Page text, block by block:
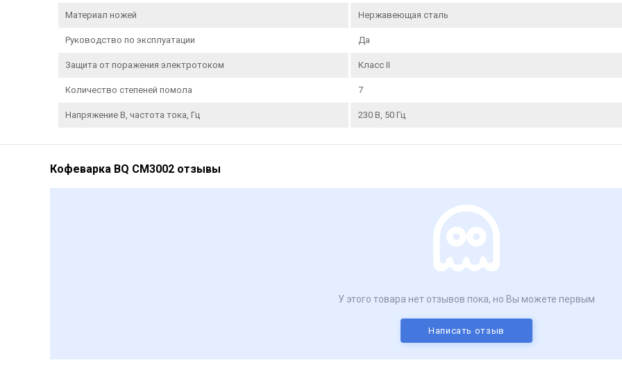
Материал ножей Нержавеющая сталь
Руководство по эксплуатации Да
Защита от поражения электротоком Класс II
Количество степеней помола 7
Напряжение В, частота тока, Гц 230 В, 50 Гц
Кофеварка BQ CM3002 отзывы
У этого товара нет отзывов пока, но Вы можете первым
Написать отзыв